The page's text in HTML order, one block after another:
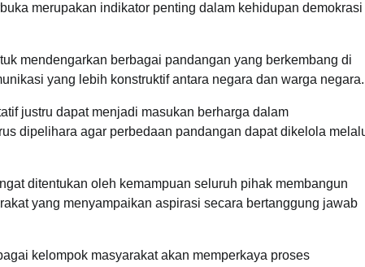
merupakan indikator penting dalam kehidupan demokrasi
mendengarkan berbagai pandangan yang berkembang di
yang lebih konstruktif antara negara dan warga negara.
justru dapat menjadi masukan berharga dalam
dipelihara agar perbedaan pandangan dapat dikelola
ditentukan oleh kemampuan seluruh pihak membangun
yang menyampaikan aspirasi secara bertanggung jawab
kelompok masyarakat akan memperkaya proses